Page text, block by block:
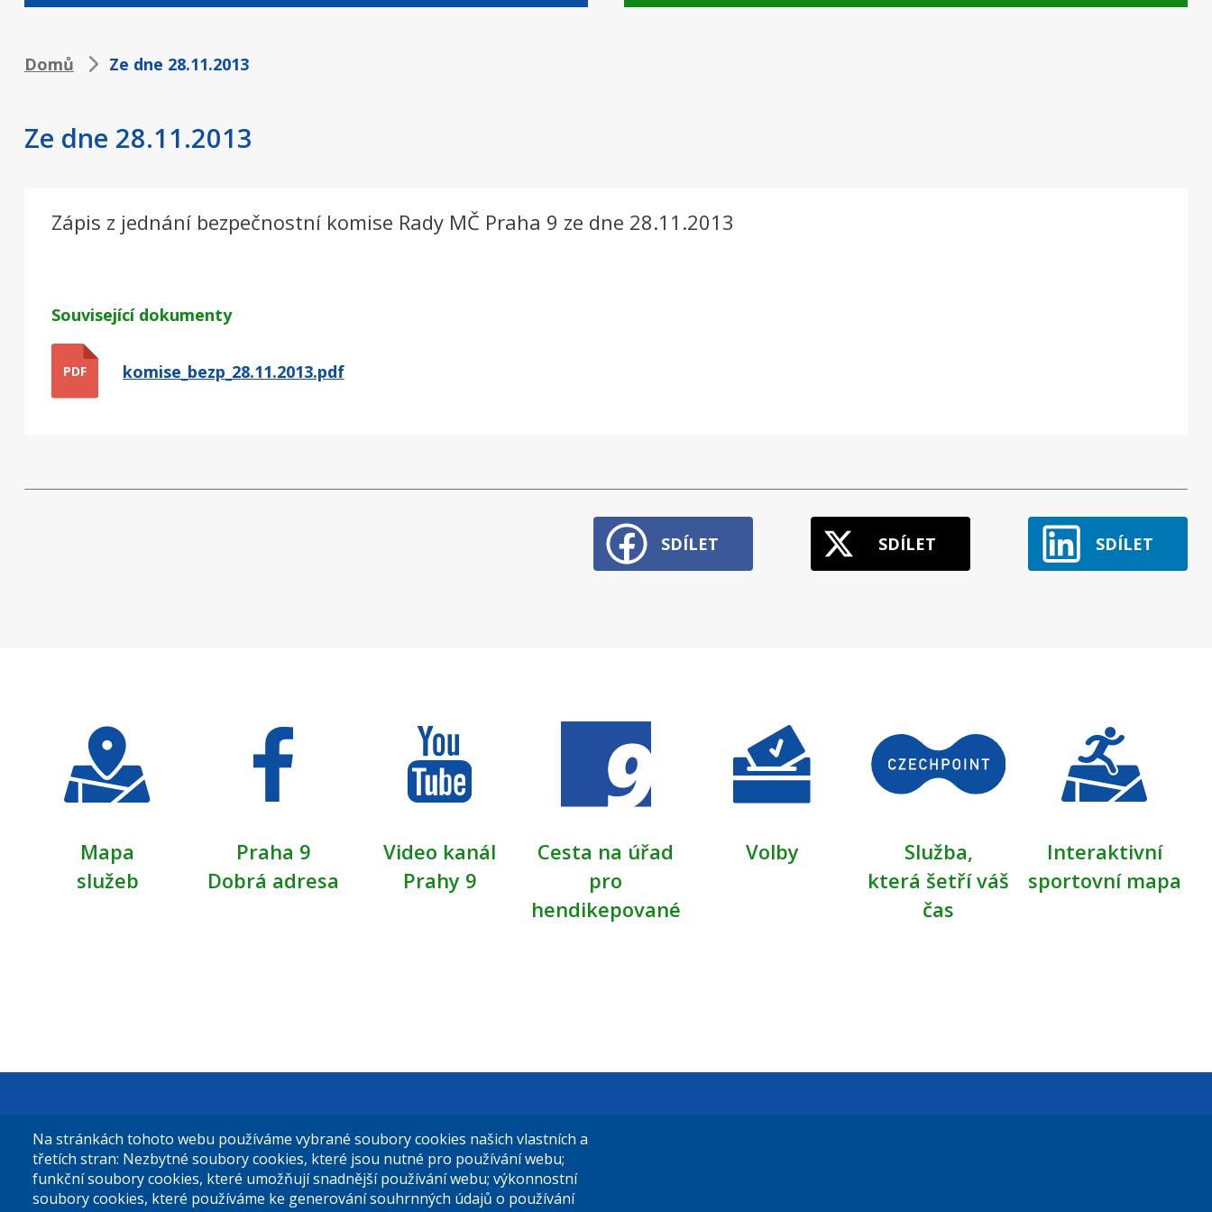
Drobečková
Domů Ze dne 28.11.2013
Ze dne 28.11.2013
Zápis z jednání bezpečnostní komise Rady MČ Praha 9 ze dne 28.11.2013
Související dokumenty
PDF komise_bezp_28.11.2013.pdf
SDÍLET SDÍLET SDÍLET
Mapa
služeb
Praha 9
Dobrá adresa
Video kanál
Prahy 9
Cesta na úřad
pro
hendikepované
Volby
Služba,
která šetří váš
čas
Interaktivní
sportovní mapa
Městská část Praha 9
Sokolovská 14/324
180 49 Praha 9
El. podatelna (s el. podpisem):
posta@praha9.cz
Na stránkách tohoto webu používáme vybrané soubory cookies našich vlastních a
třetích stran: Nezbytné soubory cookies, které jsou nutné pro používání webu;
funkční soubory cookies, které umožňují snadnější používání webu; výkonnostní
soubory cookies, které používáme ke generování souhrnných údajů o používání